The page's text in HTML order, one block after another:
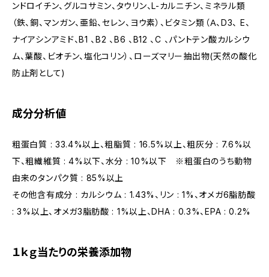
ンドロイチン、グルコサミン、タウリン、L-カルニチン、ミネラル類
（鉄、銅、マンガン、亜鉛、セレン、ヨウ素）、ビタミン類（Ａ、D3、 E、
ナイアシンアミド、B1 、B2 、B6 、B12 、C 、パントテン酸カルシウ
ム、葉酸、ビオチン、塩化コリン）、ローズマリー抽出物(天然の酸化
防止剤として)
成分分析値
粗蛋白質 : 33.4%以上、粗脂質 : 16.5%以上、粗灰分 : 7.6%以
下、粗繊維質 : 4%以下、水分 : 10%以下 ※粗蛋白のうち動物
由来のタンパク質 : 85%以上
その他含有成分 : カルシウム : 1.43%、リン : 1%、オメガ6脂肪酸
: 3%以上、オメガ3脂肪酸 : 1%以上、DHA : 0.3%、EPA : 0.2%
１ｋｇ当たりの栄養添加物